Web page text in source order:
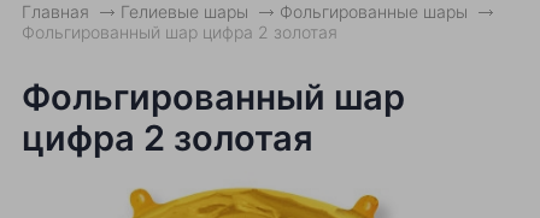
Главная Гелиевые шары
Фольгированные шары
Фольгированный шар цифра 2 золотая
Фольгированный шар
цифра 2 золотая